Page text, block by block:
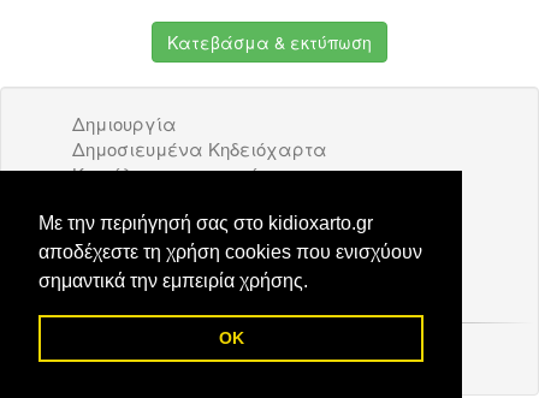
Με την περιήγησή σας στο kidioxarto.gr
αποδέχεστε τη χρήση cookies που ενισχύουν
σημαντικά την εμπειρία χρήσης.
OK
Κατεβάσμα & εκτύπωση
Δημιουργία
Δημοσιευμένα Κηδειόχαρτα
Κατάλογος επιχειρήσεων
Διαφήμιση
Επικοινωνία
© 2026 Kidioxarto.gr /Επικοινωνία